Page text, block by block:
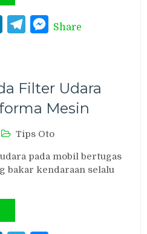
LinkedInTelegramMessenger
Share
Filter Udara
Mesin
Tips Oto
pada mobil bertugas
bakar kendaraan selalu